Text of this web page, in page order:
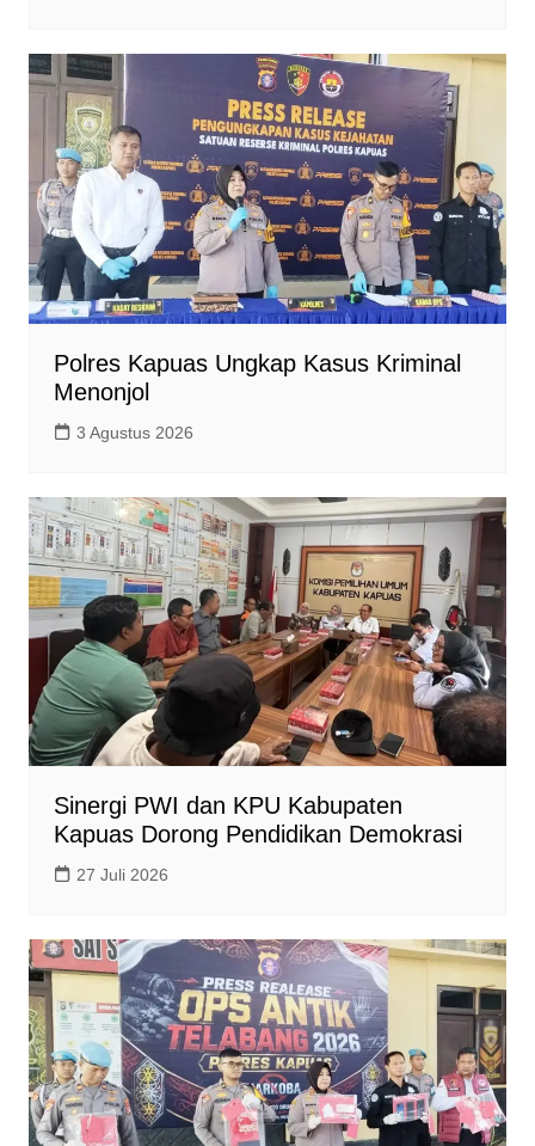
Polres Kapuas Ungkap Kasus Kriminal
Menonjol
3 Agustus 2026
Sinergi PWI dan KPU Kabupaten
Kapuas Dorong Pendidikan Demokrasi
27 Juli 2026